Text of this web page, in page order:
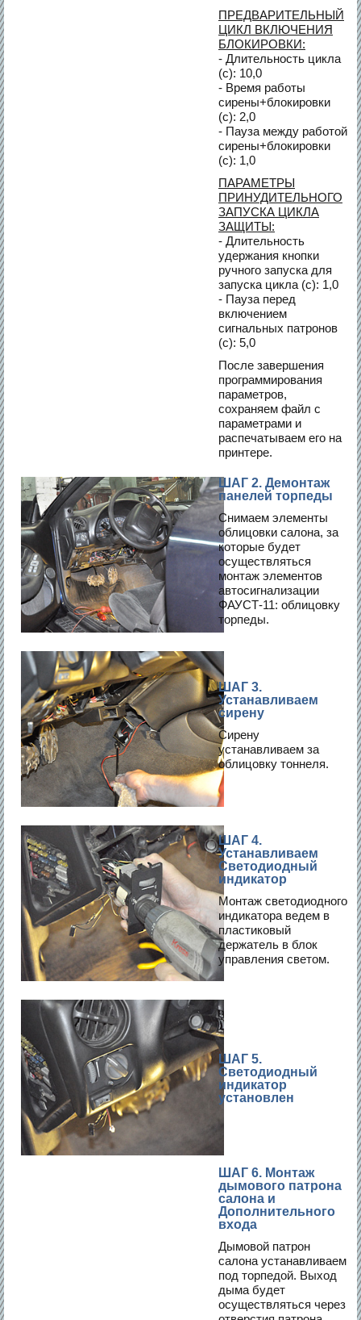
ПРЕДВАРИТЕЛЬНЫЙ
ЦИКЛ ВКЛЮЧЕНИЯ
БЛОКИРОВКИ:
- Длительность цикла
(c): 10,0
- Время работы
сирены+блокировки
(c): 2,0
- Пауза между работой
сирены+блокировки
(c): 1,0
ПАРАМЕТРЫ
ПРИНУДИТЕЛЬНОГО
ЗАПУСКА ЦИКЛА
ЗАЩИТЫ:
- Длительность
удержания кнопки
ручного запуска для
запуска цикла (с): 1,0
- Пауза перед
включением
сигнальных патронов
(с): 5,0
После завершения
программирования
параметров,
сохраняем файл с
параметрами и
распечатываем его на
принтере.
ШАГ 2. Демонтаж
панелей торпеды
Снимаем элементы
облицовки салона, за
которые будет
осуществляться
монтаж элементов
автосигнализации
ФАУСТ-11: облицовку
торпеды.
ШАГ 3.
Устанавливаем
сирену
Сирену
устанавливаем за
облицовку тоннеля.
ШАГ 4.
Устанавливаем
Светодиодный
индикатор
Монтаж светодиодного
индикатора ведем в
пластиковый
держатель в блок
управления светом.
ШАГ 5.
Светодиодный
индикатор
установлен
ШАГ 6. Монтаж
дымового патрона
салона и
Дополнительного
входа
Дымовой патрон
салона устанавливаем
под торпедой. Выход
дыма будет
осуществляться через